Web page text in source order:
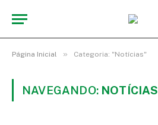
Página Inicial » Categoria: "Notícias"
NAVEGANDO: NOTÍCIAS